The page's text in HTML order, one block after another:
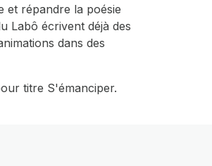
et répandre la poésie
Labô écrivent déjà des
dans des
titre S'émanciper.